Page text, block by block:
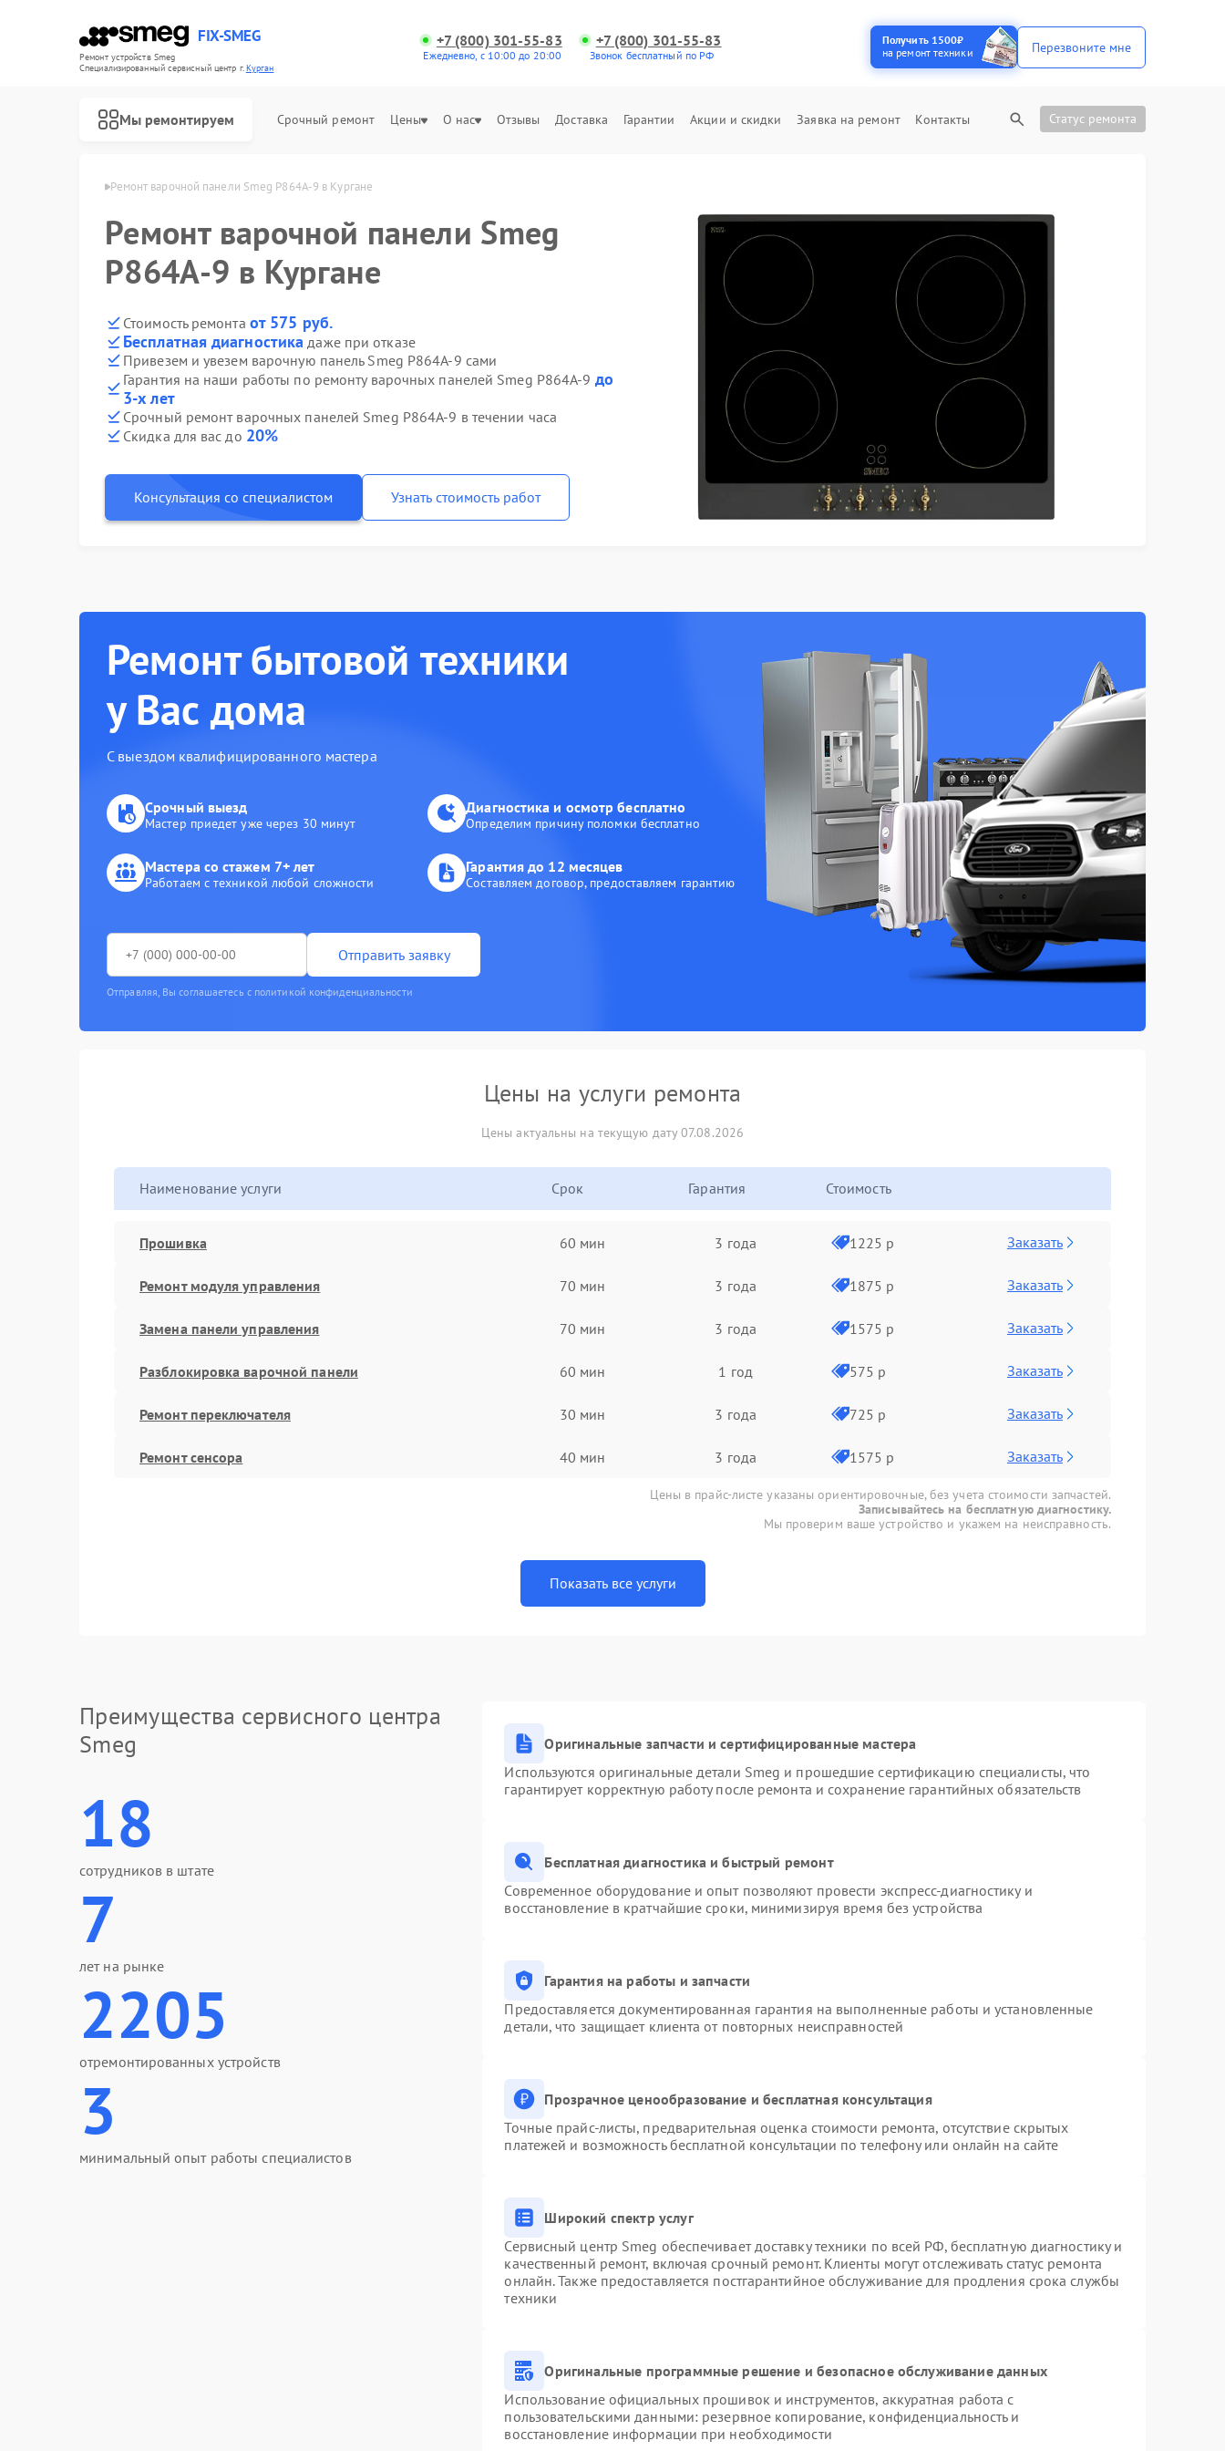
FIX-SMEG
Ремонт устройств Smeg
Специализированный cервисный центр г.Курган
+7 (800) 301-55-83
Ежедневно, с 10:00 до 20:00
+7 (800) 301-55-83
Звонок бесплатный по РФ
Получить 1500₽
на ремонт техники
Перезвоните мне
Мы ремонтируем Срочный ремонт Цены О нас Отзывы Доставка Гарантии Акции и скидки Заявка на ремонт Контакты Статус ремонта
Ремонт варочной панели Smeg P864A-9 в Кургане
Ремонт варочной панели Smeg
P864A-9 в Кургане
Стоимость ремонта от 575 руб.
Бесплатная диагностика даже при отказе
Привезем и увезем варочную панель Smeg P864A-9 сами
Гарантия на наши работы по ремонту варочных панелей Smeg P864A-9 до
3-х лет
Срочный ремонт варочных панелей Smeg P864A-9 в течении часа
Скидка для вас до 20%
Консультация со специалистом Узнать стоимость работ
Ремонт бытовой техники
у Вас дома
С выездом квалифицированного мастера
Срочный выезд
Мастер приедет уже через 30 минут
Диагностика и осмотр бесплатно
Определим причину поломки бесплатно
Мастера со стажем 7+ лет
Работаем с техникой любой сложности
Гарантия до 12 месяцев
Составляем договор, предоставляем гарантию
Отправить заявку
Отправляя, Вы соглашаетесь с политикой конфиденциальности
Цены на услуги ремонта
Цены актуальны на текущую дату 07.08.2026
Наименование услуги Срок Гарантия Стоимость
Прошивка 60 мин 3 года 1225 р Заказать
Ремонт модуля управления 70 мин 3 года 1875 р Заказать
Замена панели управления 70 мин 3 года 1575 р Заказать
Разблокировка варочной панели 60 мин 1 год 575 р Заказать
Ремонт переключателя 30 мин 3 года 725 р Заказать
Ремонт сенсора 40 мин 3 года 1575 р Заказать
Цены в прайс-листе указаны ориентировочные, без учета стоимости запчастей.
Записывайтесь на бесплатную диагностику.
Мы проверим ваше устройство и укажем на неисправность.
Показать все услуги
Преимущества сервисного центра
Smeg
18
сотрудников в штате
7
лет на рынке
2205
отремонтированных устройств
3
минимальный опыт работы специалистов
Оригинальные запчасти и сертифицированные мастера
Используются оригинальные детали Smeg и прошедшие сертификацию специалисты, что
гарантирует корректную работу после ремонта и сохранение гарантийных обязательств
Бесплатная диагностика и быстрый ремонт
Современное оборудование и опыт позволяют провести экспресс-диагностику и
восстановление в кратчайшие сроки, минимизируя время без устройства
Гарантия на работы и запчасти
Предоставляется документированная гарантия на выполненные работы и установленные
детали, что защищает клиента от повторных неисправностей
Прозрачное ценообразование и бесплатная консультация
Точные прайс-листы, предварительная оценка стоимости ремонта, отсутствие скрытых
платежей и возможность бесплатной консультации по телефону или онлайн на сайте
Широкий спектр услуг
Сервисный центр Smeg обеспечивает доставку техники по всей РФ, бесплатную диагностику и
качественный ремонт, включая срочный ремонт. Клиенты могут отслеживать статус ремонта
онлайн. Также предоставляется постгарантийное обслуживание для продления срока службы
техники
Оригинальные программные решение и безопасное обслуживание данных
Использование официальных прошивок и инструментов, аккуратная работа с
пользовательскими данными: резервное копирование, конфиденциальность и
восстановление информации при необходимости